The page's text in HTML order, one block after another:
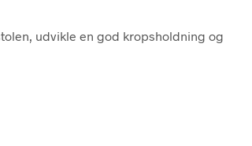
udvikle en god kropsholdning og